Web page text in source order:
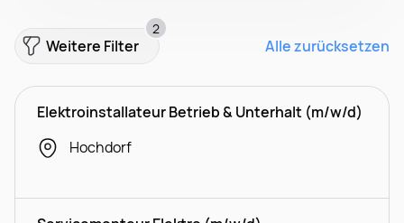
Weitere Filter
2
Alle zurücksetzen
Elektroinstallateur Betrieb & Unterhalt (m/w/d)
Hochdorf